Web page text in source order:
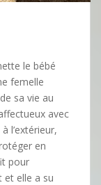
le bébé
femelle
sa vie au
avec
l’extérieur,
en
pour
et elle a su